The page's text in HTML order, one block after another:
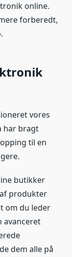
online.
forberedt,
vores
har bragt
til en
butikker
produkter
om du leder
avanceret
dem alle på